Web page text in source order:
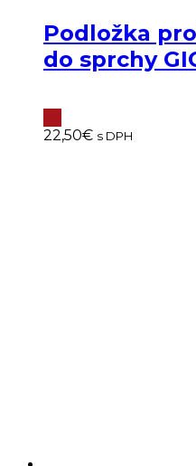
Podložka
do sprchy
22,50€ s DPH